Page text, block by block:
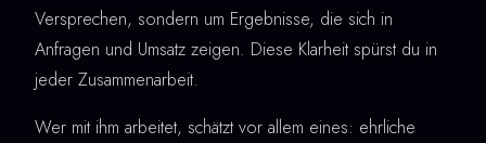
Versprechen, sondern um Ergebnisse, die sich in
Anfragen und Umsatz zeigen. Diese Klarheit spürst du in
jeder Zusammenarbeit.
Wer mit ihm arbeitet, schätzt vor allem eines: ehrliche